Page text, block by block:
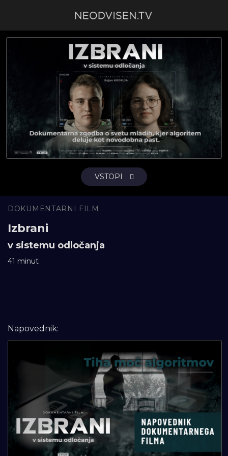
VSTOPI
DOKUMENTARNI FILM
Izbrani
v sistemu odločanja
41 minut
Napovednik: